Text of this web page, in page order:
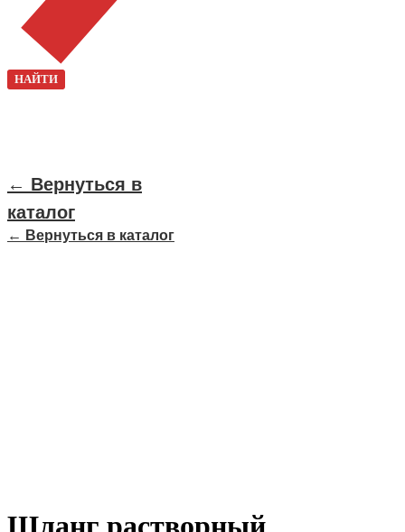
НАЙТИ
← Вернуться в
каталог
← Вернуться в каталог